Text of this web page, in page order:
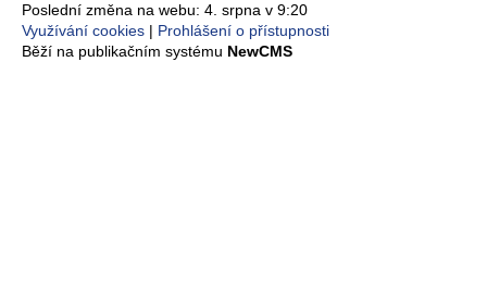
Poslední změna na webu: 4. srpna v 9:20
Využívání cookies
Prohlášení o přístupnosti
Běží na publikačním systému NewCMS